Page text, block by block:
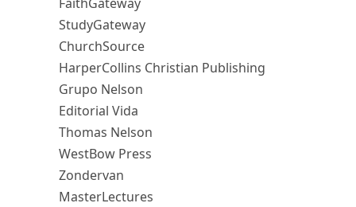
StudyGateway
ChurchSource
HarperCollins Christian Publishing
Grupo Nelson
Editorial Vida
Thomas Nelson
WestBow Press
Zondervan
MasterLectures